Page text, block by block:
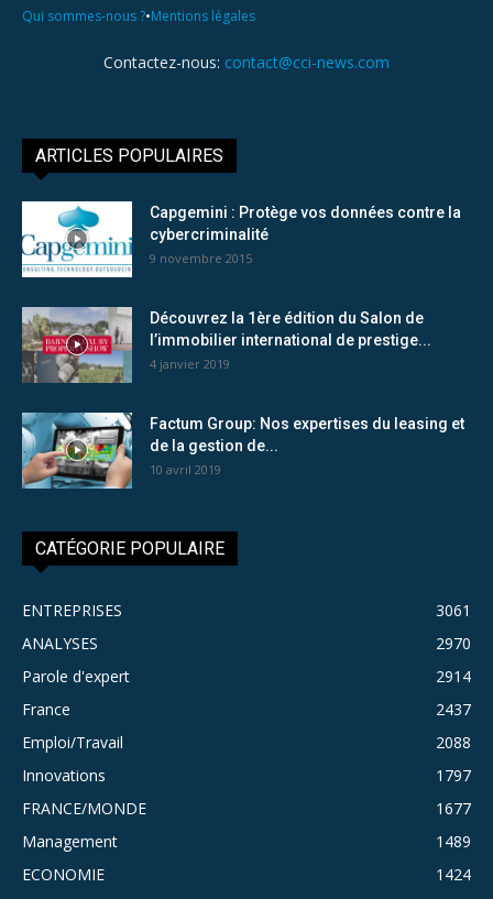
Qui sommes-nous ?•Mentions légales
Contactez-nous: contact@cci-news.com
ARTICLES POPULAIRES
Capgemini : Protège vos données contre la
cybercriminalité
9 novembre 2015
Découvrez la 1ère édition du Salon de
l’immobilier international de prestige...
4 janvier 2019
Factum Group: Nos expertises du leasing et
de la gestion de...
10 avril 2019
CATÉGORIE POPULAIRE
ENTREPRISES
3061
ANALYSES
2970
Parole d'expert
2914
France
2437
Emploi/Travail
2088
Innovations
1797
FRANCE/MONDE
1677
Management
1489
ECONOMIE
1424